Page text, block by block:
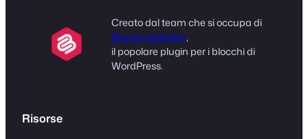
Creato dal team che si occupa di
Blocchi definitivi,
il popolare plugin per i blocchi di
WordPress.
Risorse